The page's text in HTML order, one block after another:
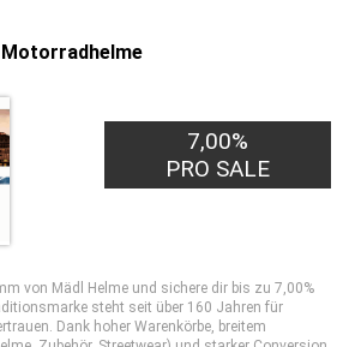
Motorradhelme
7,00%
PRO SALE
von Mädl Helme und sichere dir bis zu 7,00%
steht seit über 160 Jahren für
Dank hoher Warenkörbe, breitem